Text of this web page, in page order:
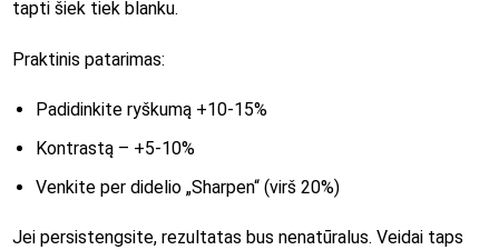
tapti šiek tiek blanku.
Praktinis patarimas:
Padidinkite ryškumą +10-15%
Kontrastą – +5-10%
Venkite per didelio „Sharpen“ (virš 20%)
Jei persistengsite, rezultatas bus nenatūralus. Veidai taps